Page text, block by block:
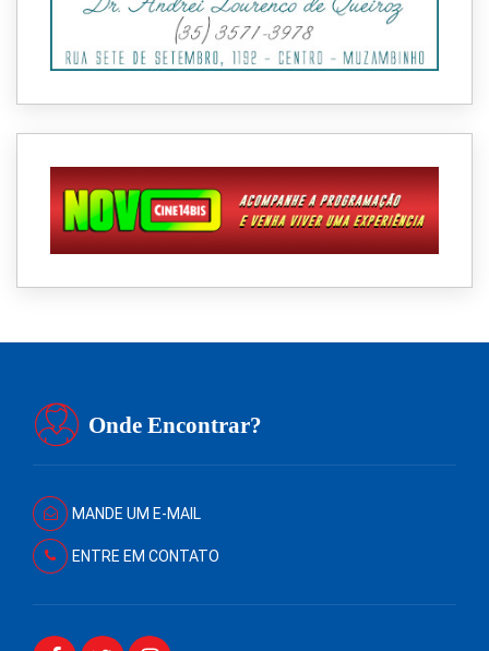
Onde Encontrar?
MANDE UM E-MAIL
ENTRE EM CONTATO